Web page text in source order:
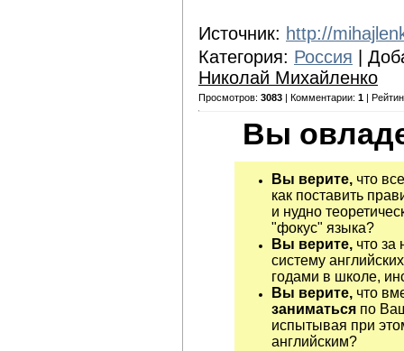
Источник: http://
Категория: Россия |
Николай Михайленко
Просмотров: 3083 | Комментарии: 1 |
Вы
Вы верите, что
как поставить
и нудно
"фокус" языка?
Вы верите, что за
систему
годами в школе,
Вы верите, что
заниматься по
испытывая при
английским?